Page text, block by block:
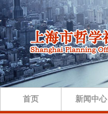
首页 新闻中心